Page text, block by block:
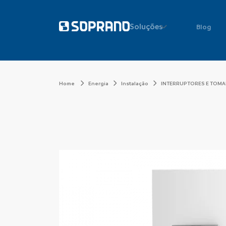
Soluções Blog
Home Energia Instalação INTERRUPTORES E